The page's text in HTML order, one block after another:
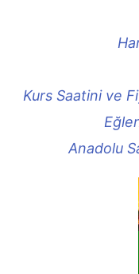
Kurs Saatini ve
Anadolu